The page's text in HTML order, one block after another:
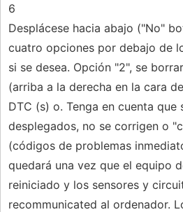
6
Desplácese hacia abajo ("No"
cuatro opciones por debajo de
si se desea. Opción "2", se
(arriba a la derecha en la cara
DTC (s) o. Tenga en cuenta que
desplegados, no se corrigen o
(códigos de problemas
quedará una vez que el equipo
reiniciado y los sensores y
recommunicated al ordenador.